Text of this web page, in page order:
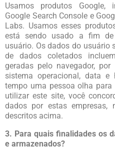
Usamos produtos Google,
Google Search Console e
Labs. Usamos esses
está sendo usado a fim
usuário. Os dados do usuário
de dados coletados
geradas pelo navegador,
sistema operacional, data
tempo uma pessoa olha
utilizar este site, você
dados por estas
descritos acima.
3. Para quais finalidades os
e armazenados?